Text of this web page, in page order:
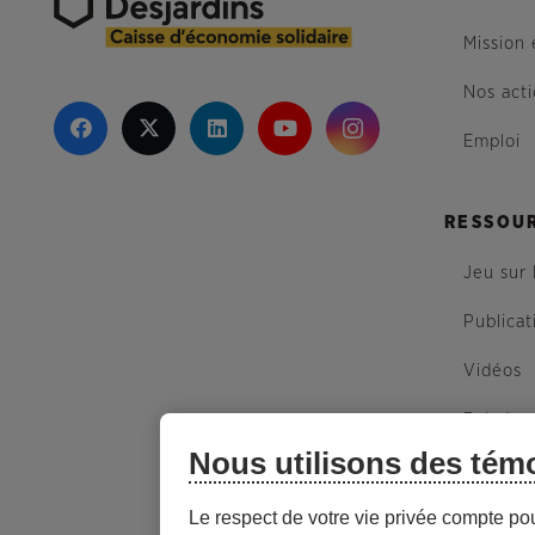
Mission
Nos
Emploi
Jeu sur
Vidéos
Balados
Plan
Nous utilisons des
Le respect de votre vie privée compte